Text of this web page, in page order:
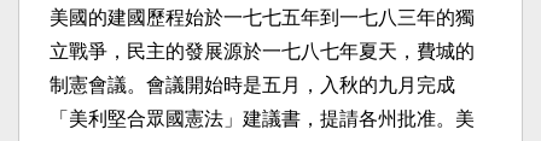
美國的建國歷程始於一七七五年到一七八三年的獨
立戰爭，民主的發展源於一七八七年夏天，費城的
制憲會議。會議開始時是五月，入秋的九月完成
「美利堅合眾國憲法」建議書，提請各州批准。美